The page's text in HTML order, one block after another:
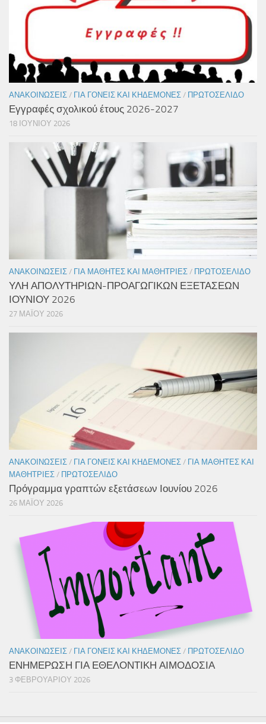
ΑΝΑΚΟΙΝΏΣΕΙΣ / ΓΙΑ ΓΟΝΕΊΣ ΚΑΙ ΚΗΔΕΜΌΝΕΣ / ΠΡΩΤΟΣΈΛΙΔΟ
Εγγραφές σχολικού έτους 2026-2027
18 ΙΟΥΝΊΟΥ 2026
ΑΝΑΚΟΙΝΏΣΕΙΣ / ΓΙΑ ΜΑΘΗΤΈΣ ΚΑΙ ΜΑΘΉΤΡΙΕΣ / ΠΡΩΤΟΣΈΛΙΔΟ
ΥΛΗ ΑΠΟΛΥΤΗΡΙΩΝ-ΠΡΟΑΓΩΓΙΚΩΝ ΕΞΕΤΑΣΕΩΝ
ΙΟΥΝΙΟΥ 2026
27 ΜΑΪ́ΟΥ 2026
ΑΝΑΚΟΙΝΏΣΕΙΣ / ΓΙΑ ΓΟΝΕΊΣ ΚΑΙ ΚΗΔΕΜΌΝΕΣ / ΓΙΑ ΜΑΘΗΤΈΣ ΚΑΙ
ΜΑΘΉΤΡΙΕΣ / ΠΡΩΤΟΣΈΛΙΔΟ
Πρόγραμμα γραπτών εξετάσεων Ιουνίου 2026
26 ΜΑΪ́ΟΥ 2026
ΑΝΑΚΟΙΝΏΣΕΙΣ / ΓΙΑ ΓΟΝΕΊΣ ΚΑΙ ΚΗΔΕΜΌΝΕΣ / ΠΡΩΤΟΣΈΛΙΔΟ
ΕΝΗΜΕΡΩΣΗ ΓΙΑ ΕΘΕΛΟΝΤΙΚΗ ΑΙΜΟΔΟΣΙΑ
3 ΦΕΒΡΟΥΑΡΊΟΥ 2026